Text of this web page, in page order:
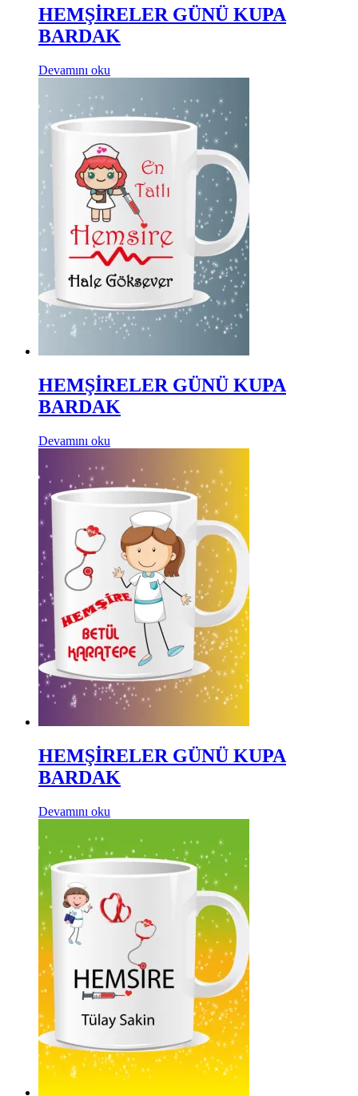
HEMŞİRELER GÜNÜ KUPA
BARDAK
Devamını oku
HEMŞİRELER GÜNÜ KUPA
BARDAK
Devamını oku
HEMŞİRELER GÜNÜ KUPA
BARDAK
Devamını oku